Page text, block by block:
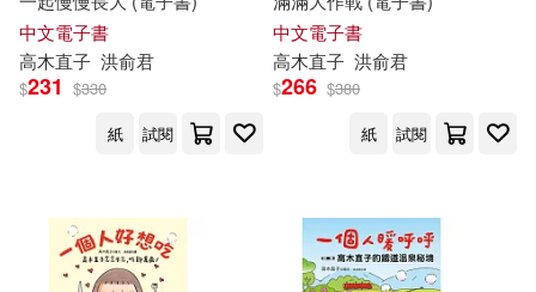
中文電子書
高木直子 洪俞君
$231 $330
紙
試閱
中文電子書
高木直子 洪俞君
$266 $380
紙
試閱